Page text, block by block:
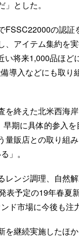
とした。
の認証
アイテム集約を
将来1,000品ほど
導入などにも取り
を終えた北米西海
期に具体的参入
販店との取り組み
」。
レンジ調理、自然
表予定の19年春夏
ド市場に今後も注
を継続実施したほ